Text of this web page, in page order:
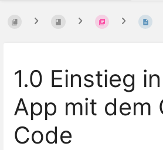
1.0 Einstieg
App mit dem
Code